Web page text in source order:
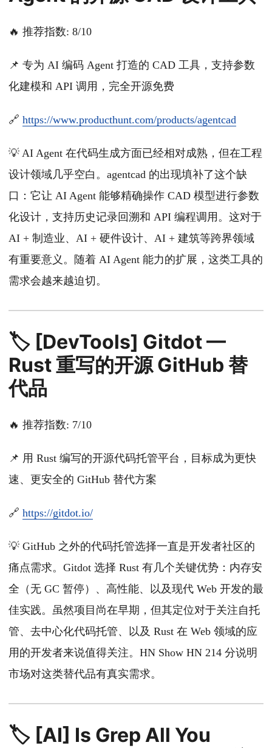
🔥 推荐指数: 8/10
📌 专为 AI 编码 Agent 打造的 CAD 工具，支持参数
化建模和 API 调用，完全开源免费
🔗 https://www.producthunt.com/products/agentcad
💡 AI Agent 在代码生成方面已经相对成熟，但在工程
设计领域几乎空白。agentcad 的出现填补了这个缺
口：它让 AI Agent 能够精确操作 CAD 模型进行参数
化设计，支持历史记录回溯和 API 编程调用。这对于
AI + 制造业、AI + 硬件设计、AI + 建筑等跨界领域
有重要意义。随着 AI Agent 能力的扩展，这类工具的
需求会越来越迫切。
🏷️ [DevTools] Gitdot —
Rust 重写的开源 GitHub 替
代品
🔥 推荐指数: 7/10
📌 用 Rust 编写的开源代码托管平台，目标成为更快
速、更安全的 GitHub 替代方案
🔗 https://gitdot.io/
💡 GitHub 之外的代码托管选择一直是开发者社区的
痛点需求。Gitdot 选择 Rust 有几个关键优势：内存安
全（无 GC 暂停）、高性能、以及现代 Web 开发的最
佳实践。虽然项目尚在早期，但其定位对于关注自托
管、去中心化代码托管、以及 Rust 在 Web 领域的应
用的开发者来说值得关注。HN Show HN 214 分说明
市场对这类替代品有真实需求。
🏷️ [AI] Is Grep All You